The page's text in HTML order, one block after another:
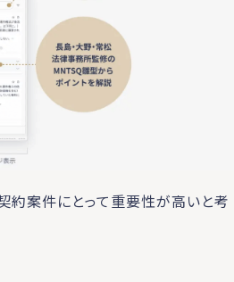
約案件にとって重要性が高いと考